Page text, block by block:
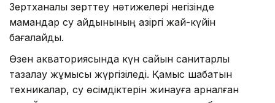
Зертханалық зерттеу нәтижелері негізінде
мамандар су айдынының қазіргі жай-күйін
бағалайды.
Өзен акваториясында күн сайын санитарлық
тазалау жұмысы жүргізіледі. Қамыс шабатын
техникалар, су өсімдіктерін жинауға арналған